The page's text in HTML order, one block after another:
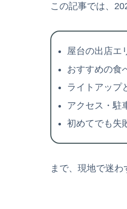
この記事では、
屋台の出店エ
おすすめの食
ライトアップ
アクセス・駐
初めてでも失
まで、現地で迷わ